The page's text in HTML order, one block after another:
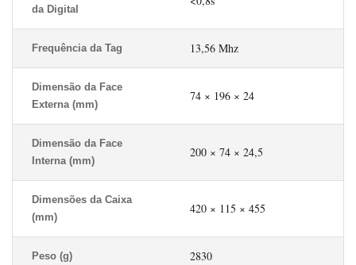
da Digital
Frequência da Tag 13,56 Mhz
Dimensão da Face
Externa (mm)
74 × 196 × 24
Dimensão da Face
Interna (mm)
200 × 74 × 24,5
Dimensões da Caixa
(mm)
420 × 115 × 455
Peso (g) 2830